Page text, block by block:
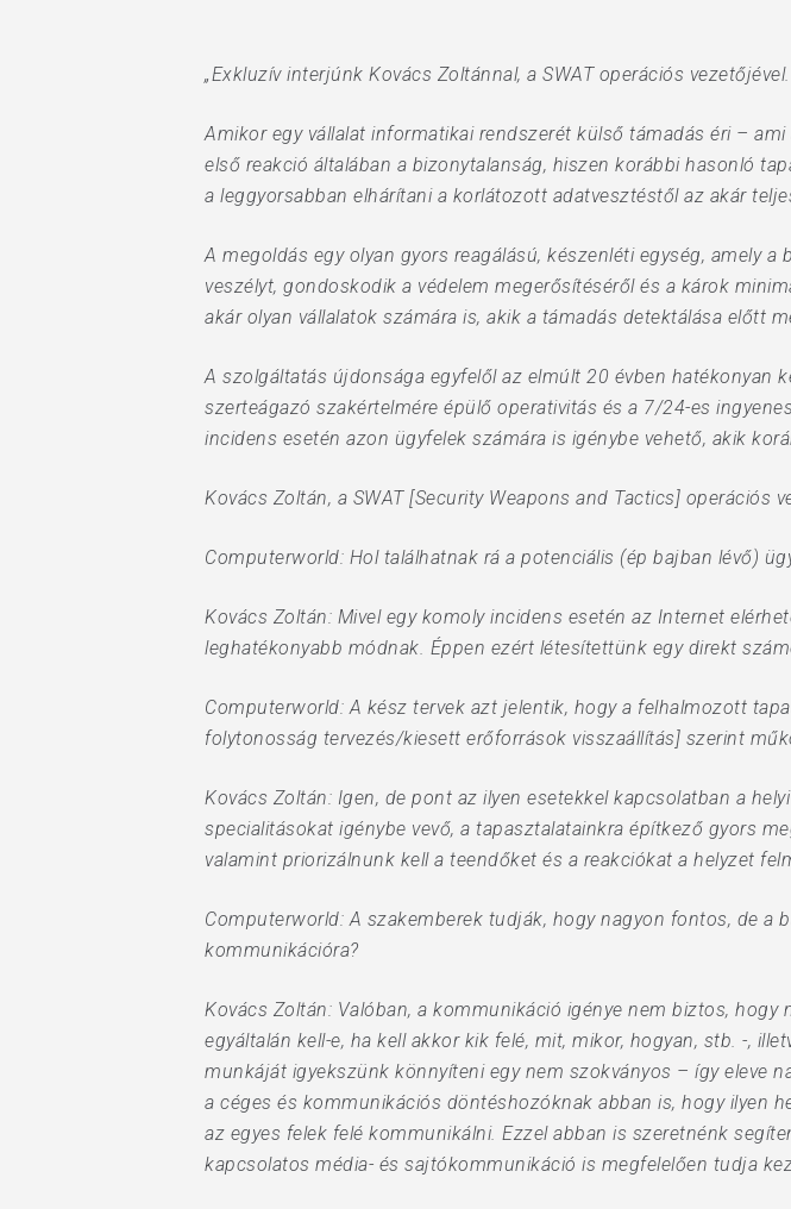
Hit enter to search or ESC to close
„Exkluzív interjúnk Kovács Zoltánnal, a SWAT operációs vezetőjével.
Amikor egy vállalat informatikai rendszerét külső támadás éri –
első reakció általában a bizonytalanság, hiszen korábbi hasonló
a leggyorsabban elhárítani a korlátozott adatvesztéstől az akár
A megoldás egy olyan gyors reagálású, készenléti egység, amely
veszélyt, gondoskodik a védelem megerősítéséről és a károk
akár olyan vállalatok számára is, akik a támadás detektálása előtt
A szolgáltatás újdonsága egyfelől az elmúlt 20 évben hatékonyan
szerteágazó szakértelmére épülő operativitás és a 7/24-es
incidens esetén azon ügyfelek számára is igénybe vehető, akik
Kovács Zoltán, a SWAT [Security Weapons and Tactics] operációs
Computerworld: Hol találhatnak rá a potenciális (ép bajban lévő)
Kovács Zoltán: Mivel egy komoly incidens esetén az Internet
leghatékonyabb módnak. Éppen ezért létesítettünk egy direkt
Computerworld: A kész tervek azt jelentik, hogy a felhalmozott
folytonosság tervezés/kiesett erőforrások visszaállítás] szerint
Kovács Zoltán: Igen, de pont az ilyen esetekkel kapcsolatban a
specialitásokat igénybe vevő, a tapasztalatainkra építkező gyors
valamint priorizálnunk kell a teendőket és a reakciókat a helyzet
Computerworld: A szakemberek tudják, hogy nagyon fontos, de
kommunikációra?
Kovács Zoltán: Valóban, a kommunikáció igénye nem biztos,
egyáltalán kell-e, ha kell akkor kik felé, mit, mikor, hogyan, stb. -,
munkáját igyekszünk könnyíteni egy nem szokványos – így eleve
a céges és kommunikációs döntéshozóknak abban is, hogy ilyen
az egyes felek felé kommunikálni. Ezzel abban is szeretnénk
kapcsolatos média- és sajtókommunikáció is megfelelően tudja